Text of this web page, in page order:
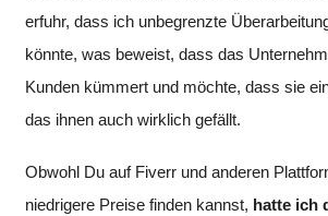
erfuhr, dass ich unbegrenzte
könnte, was beweist, dass das
Kunden kümmert und möchte, dass sie
das ihnen auch wirklich gefällt.
Obwohl Du auf Fiverr und anderen
niedrigere Preise finden kannst, hatte ich